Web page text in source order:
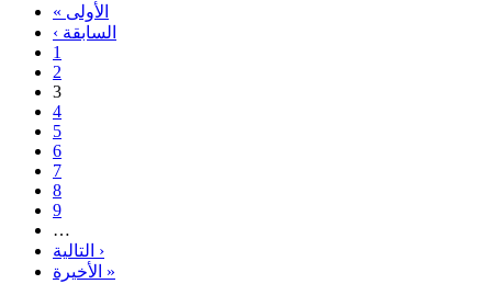
« الأولى
‹ السابقة
1
2
3
4
5
6
7
8
9
…
التالية ›
الأخيرة »